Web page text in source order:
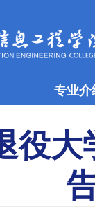
专业介
役